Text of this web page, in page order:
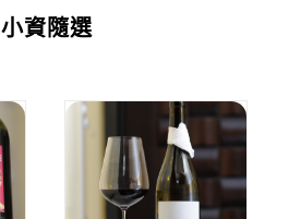
小資隨選